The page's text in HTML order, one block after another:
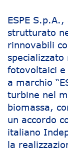
ESPE
strutturato
rinnovabili
fotovoltaici
a marchio
turbine nel
biomassa,
un accordo
italiano
la